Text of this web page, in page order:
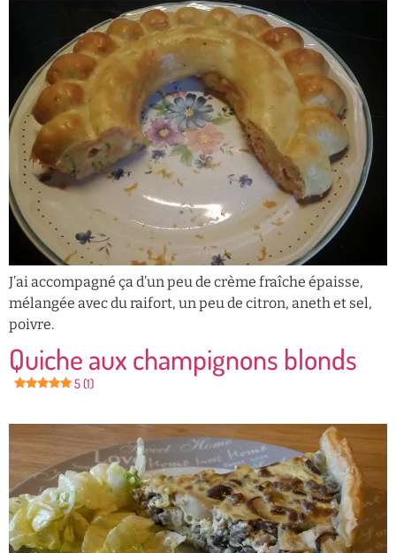
J’ai accompagné ça d’un peu de crème fraîche épaisse,
mélangée avec du raifort, un peu de citron, aneth et sel,
poivre.
Quiche aux champignons blonds
5 (1)